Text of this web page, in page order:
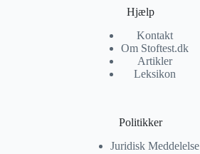
Hjælp
Kontakt
Om Stoftest.dk
Artikler
Leksikon
Politikker
Juridisk Meddelelse